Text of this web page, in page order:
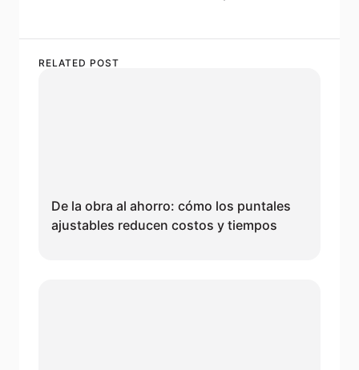
RELATED POST
De la obra al ahorro: cómo los puntales
ajustables reducen costos y tiempos